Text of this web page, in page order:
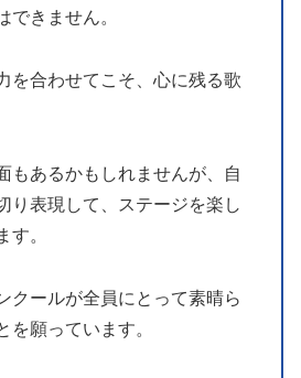
できません。
を合わせてこそ、心に残る歌
もあるかもしれませんが、自
り表現して、ステージを楽し
す。
クールが全員にとって素晴ら
を願っています。